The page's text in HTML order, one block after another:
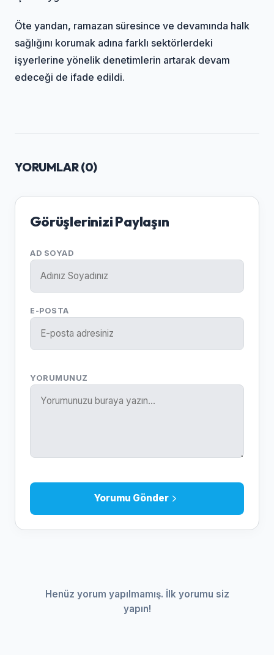
Öte yandan, ramazan süresince ve devamında halk
sağlığını korumak adına farklı sektörlerdeki
işyerlerine yönelik denetimlerin artarak devam
edeceği de ifade edildi.
YORUMLAR (0)
Görüşlerinizi Paylaşın
AD SOYAD
E-POSTA
YORUMUNUZ
Yorumu Gönder
Henüz yorum yapılmamış. İlk yorumu siz
yapın!